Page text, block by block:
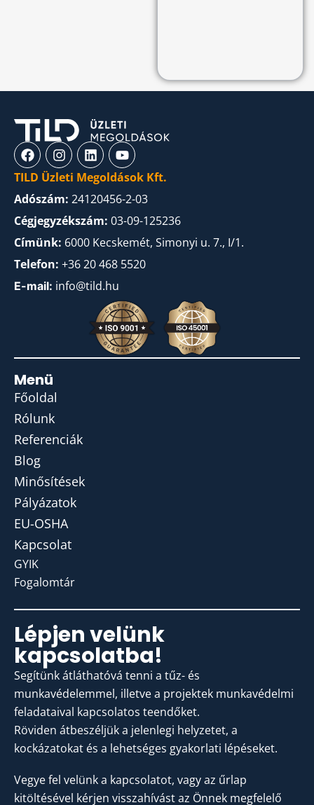
TILD Üzleti Megoldások Kft.
Adószám: 24120456-2-03
Cégjegyzékszám: 03-09-125236
Címünk: 6000 Kecskemét, Simonyi u. 7., I/1.
Telefon: +36 20 468 5520
E-mail: info@tild.hu
Menü
Főoldal
Rólunk
Referenciák
Blog
Minősítések
Pályázatok
EU-OSHA
Kapcsolat
GYIK
Fogalomtár
Lépjen velünk
kapcsolatba!
Segítünk átláthatóvá tenni a tűz- és
munkavédelemmel, illetve a projektek munkavédelmi
feladataival kapcsolatos teendőket.
Röviden átbeszéljük a jelenlegi helyzetet, a
kockázatokat és a lehetséges gyakorlati lépéseket.
Vegye fel velünk a kapcsolatot, vagy az űrlap
kitöltésével kérjen visszahívást az Önnek megfelelő